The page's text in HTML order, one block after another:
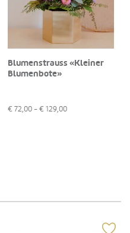
Blumenstrauss «Kleiner
Blumenbote»
€ 72,00 - € 129,00